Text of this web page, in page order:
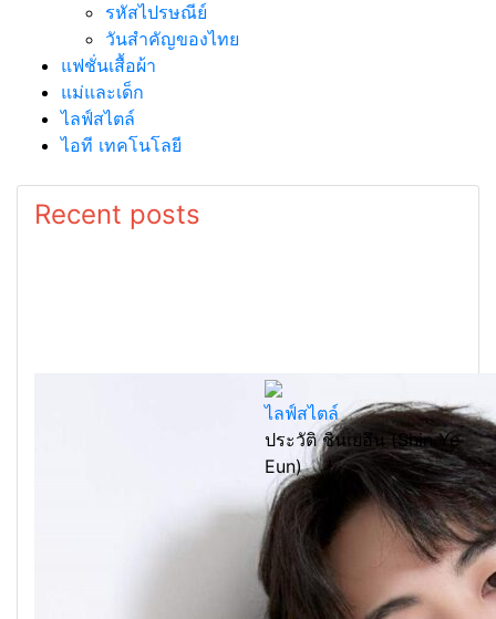
รหัสไปรษณีย์
วันสำคัญของไทย
แฟชั่นเสื้อผ้า
แม่และเด็ก
ไลฟ์สไตล์
ไอที เทคโนโลยี
Recent posts
ไลฟ์สไตล์
ประวัติ ชินเยอึน (Shin Ye
Eun)